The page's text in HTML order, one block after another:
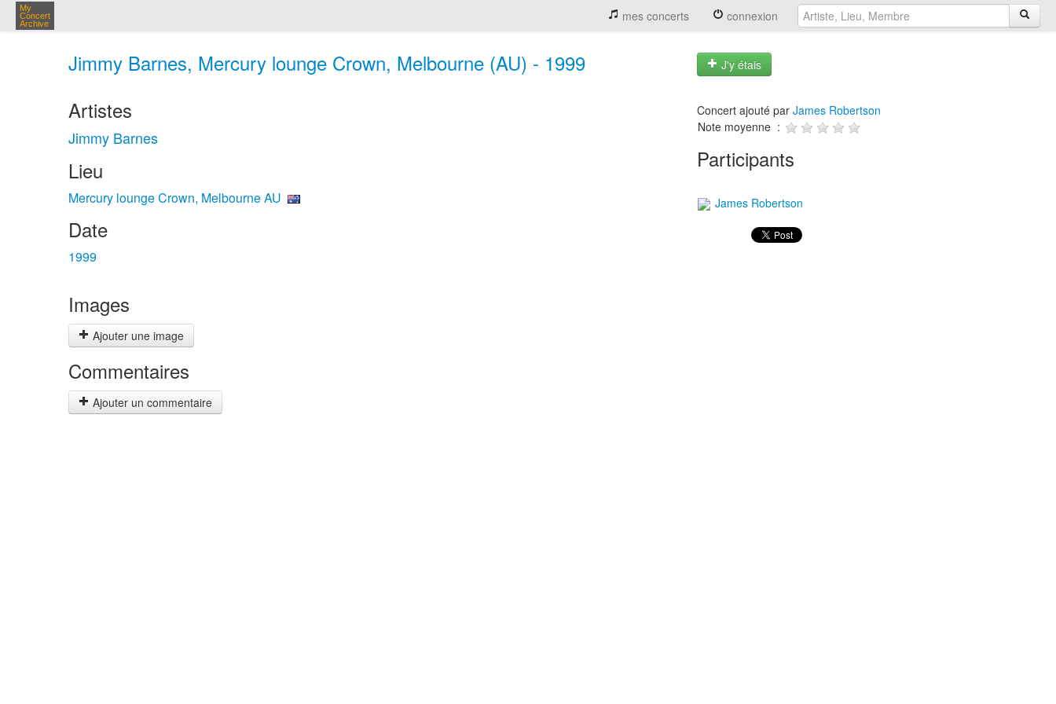
My
Concert
Archive
mes concerts connexion
Jimmy Barnes, Mercury lounge Crown, Melbourne (AU) - 1999 J'y étais
Artistes
Jimmy Barnes
Lieu
Mercury lounge Crown, Melbourne AU
Date
1999
Images
Ajouter une image
Commentaires
Ajouter un commentaire
Concert ajouté par James Robertson
Note moyenne :
Participants
James Robertson